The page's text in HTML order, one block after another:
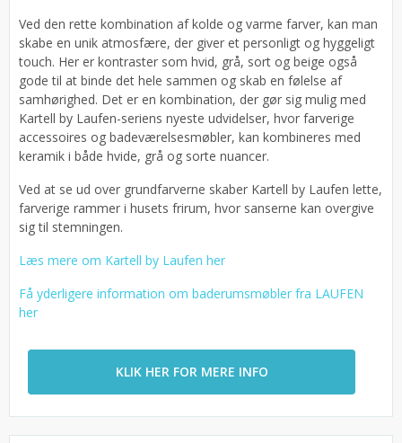
Ved den rette kombination af kolde og varme farver, kan man
skabe en unik atmosfære, der giver et personligt og hyggeligt
touch. Her er kontraster som hvid, grå, sort og beige også
gode til at binde det hele sammen og skab en følelse af
samhørighed. Det er en kombination, der gør sig mulig med
Kartell by Laufen-seriens nyeste udvidelser, hvor farverige
accessoires og badeværelsesmøbler, kan kombineres med
keramik i både hvide, grå og sorte nuancer.
Ved at se ud over grundfarverne skaber Kartell by Laufen lette,
farverige rammer i husets frirum, hvor sanserne kan overgive
sig til stemningen.
Læs mere om Kartell by Laufen her
Få yderligere information om baderumsmøbler fra LAUFEN
her
KLIK HER FOR MERE INFO